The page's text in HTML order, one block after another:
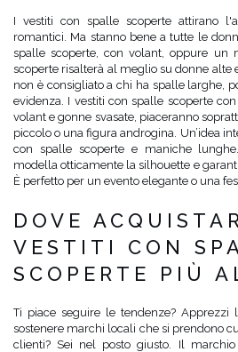
I vestiti con spalle scoperte attirano
romantici. Ma stanno bene a tutte le
spalle scoperte, con volant, oppure un
scoperte risalterà al meglio su donne alte
non è consigliato a chi ha spalle larghe,
evidenza. I vestiti con spalle scoperte
volant e gonne svasate, piaceranno
piccolo o una figura androgina. Un’idea
con spalle scoperte e maniche
modella otticamente la silhouette e
È perfetto per un evento elegante o una
DOVE
VESTITI CON
SCOPERTE PIÙ
Ti piace seguire le tendenze? Apprezzi
sostenere marchi locali che si prendono
clienti? Sei nel posto giusto. Il